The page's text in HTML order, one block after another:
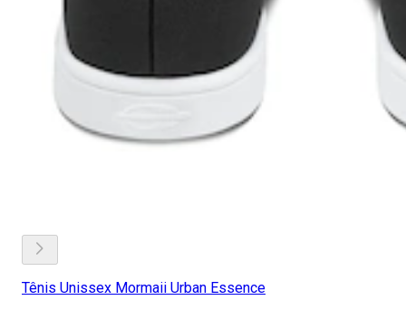
Tênis Unissex Mormaii Urban Essence